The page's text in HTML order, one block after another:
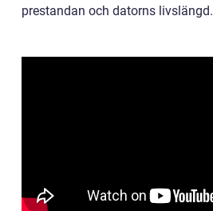
prestandan och datorns livslängd.